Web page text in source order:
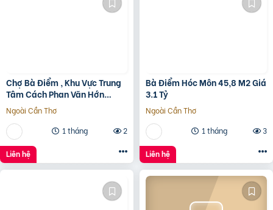
Chợ Bà Điểm , Khu Vực Trung
Tâm Cách Phan Văn Hớn
100m
Ngoài Cần Thơ
1 tháng
2
Liên hệ
Bà Điểm Hóc Môn 45,8 M2 Giá
3.1 Tỷ
Ngoài Cần Thơ
1 tháng
3
Liên hệ